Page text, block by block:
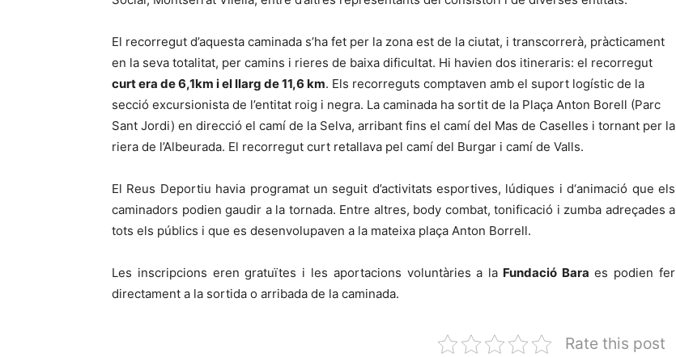
El recorregut d’aquesta caminada s’ha fet per la zona est de la ciutat, i transcorrerà, pràcticament
en la seva totalitat, per camins i rieres de baixa dificultat. Hi havien dos itineraris: el recorregut
curt era de 6,1km i el llarg de 11,6 km. Els recorreguts comptaven amb el suport logístic de la
secció excursionista de l’entitat roig i negra. La caminada ha sortit de la Plaça Anton Borell (Parc
Sant Jordi) en direcció el camí de la Selva, arribant fins el camí del Mas de Caselles i tornant per la
riera de l’Albeurada. El recorregut curt retallava pel camí del Burgar i camí de Valls.
El Reus Deportiu havia programat un seguit d’activitats esportives, lúdiques i d‘animació que els
caminadors podien gaudir a la tornada. Entre altres, body combat, tonificació i zumba adreçades a
tots els públics i que es desenvolupaven a la mateixa plaça Anton Borrell.
Les inscripcions eren gratuïtes i les aportacions voluntàries a la Fundació Bara es podien fer
directament a la sortida o arribada de la caminada.
Rate this post